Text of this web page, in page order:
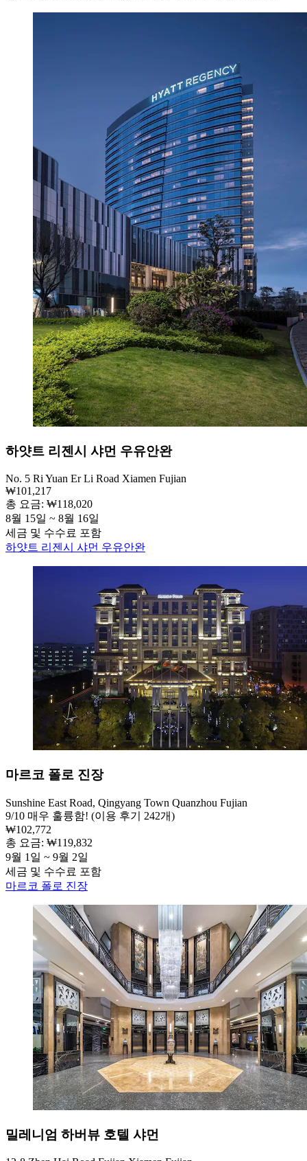
하얏트 리젠시 샤먼 우유안완
No. 5 Ri Yuan Er Li Road Xiamen Fujian
₩101,217
총 요금: ₩118,020
8월 15일 ~ 8월 16일
세금 및 수수료 포함
하얏트 리젠시 샤먼 우유안완
마르코 폴로 진장
Sunshine East Road, Qingyang Town Quanzhou Fujian
9/10 매우 훌륭함! (이용 후기 242개)
₩102,772
총 요금: ₩119,832
9월 1일 ~ 9월 2일
세금 및 수수료 포함
마르코 폴로 진장
밀레니엄 하버뷰 호텔 샤먼